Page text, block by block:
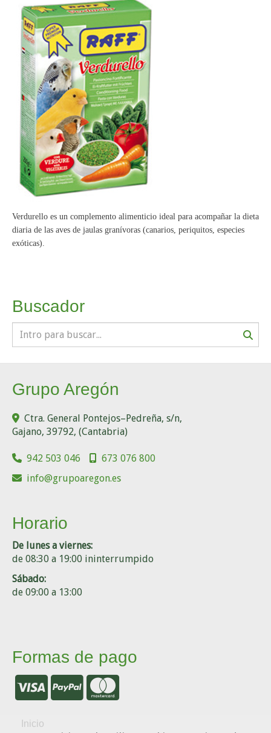
Verdurello es un complemento alimenticio ideal para acompañar la dieta
diaria de las aves de jaulas granívoras (canarios, periquitos, especies
exóticas).
Buscador
Grupo Aregón
Ctra. General Pontejos–Pedreña, s/n,
Gajano, 39792, (Cantabria)
942 503 046
673 076 800
info
grupoaregon.es
Horario
De lunes a viernes:
de 08:30 a 19:00 ininterrumpido
Sábado:
de 09:00 a 13:00
Formas de pago
Inicio